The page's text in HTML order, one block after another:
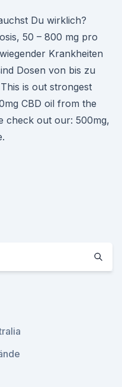
Du wirklich?
50 – 800 mg pro
Krankheiten
Dosen von bis zu
is out strongest
CBD oil from the
check out our: 500mg,